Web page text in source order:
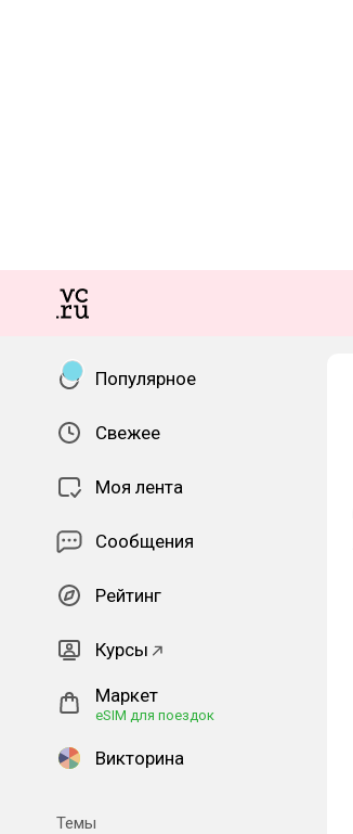
Популярное
Свежее
Моя лента
Сообщения
Рейтинг
Курсы
Маркет
eSIM для поездок
Викторина
Темы